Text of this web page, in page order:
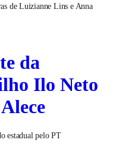
de Luizianne Lins e Anna
da
Ilo Neto
estadual pelo PT